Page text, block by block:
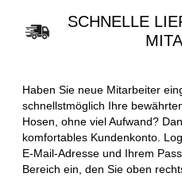
SCHNELLE
Haben Sie neue Mitarbeiter
schnellstmöglich Ihre
Hosen, ohne viel Aufwand?
komfortables Kundenkonto.
E-Mail-Adresse und Ihrem
Bereich ein, den Sie oben